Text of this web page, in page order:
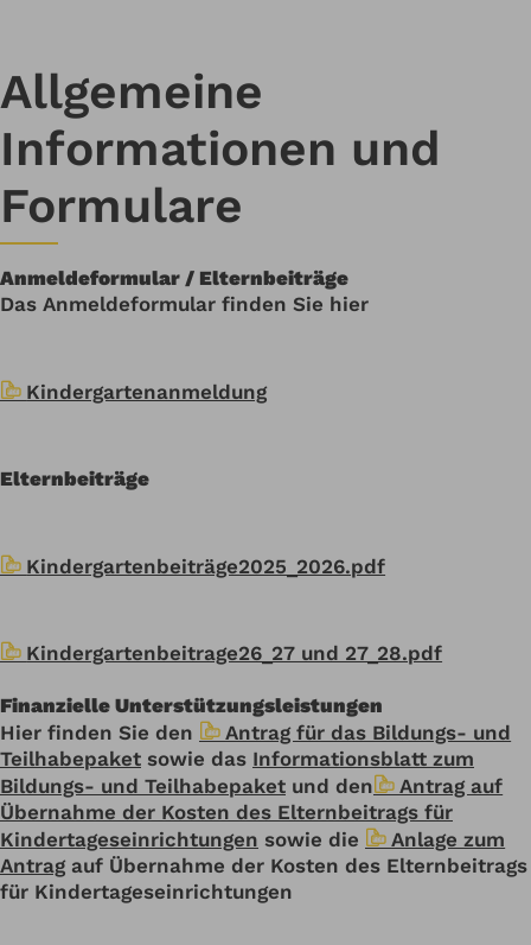
Allgemeine
Informationen und
Formulare
Anmeldeformular / Elternbeiträge
Das Anmeldeformular finden Sie hier
Kindergartenanmeldung
Elternbeiträge
Kindergartenbeiträge2025_2026.pdf
Kindergartenbeitrage26_27 und 27_28.pdf
Finanzielle Unterstützungsleistungen
Hier finden Sie den
Antrag für das Bildungs- und
Teilhabepaket sowie das Informationsblatt zum
Bildungs- und Teilhabepaket und den
Antrag auf
Übernahme der Kosten des Elternbeitrags für
Kindertageseinrichtungen sowie die
Anlage zum
Antragauf Übernahme der Kosten des Elternbeitrags
für Kindertageseinrichtungen